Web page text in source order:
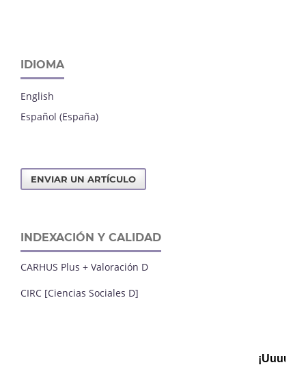
IDIOMA
English
Español (España)
ENVIAR UN ARTÍCULO
INDEXACIÓN Y CALIDAD
CARHUS Plus + Valoración D
CIRC [Ciencias Sociales D]